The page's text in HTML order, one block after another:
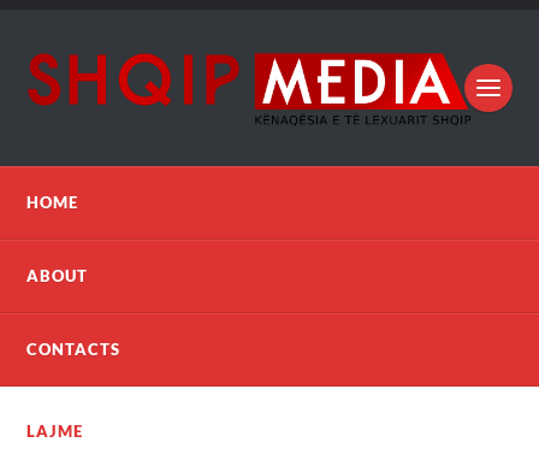
HOME
ABOUT
CONTACTS
LAJME